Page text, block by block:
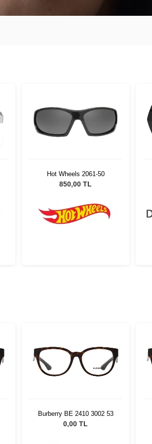
Hot Wheels 2061-50
850,00 TL
Burberry BE 2410 3002 53
0,00 TL